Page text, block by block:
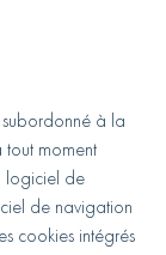
subordonné à la
tout moment
logiciel de
de navigation
cookies intégrés